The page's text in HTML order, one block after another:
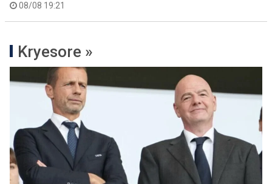
08/08 19:21
Kryesore »